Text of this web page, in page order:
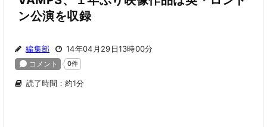
ン公演を収録
編集部 14年04月29日13時00分
読了時間：約1分